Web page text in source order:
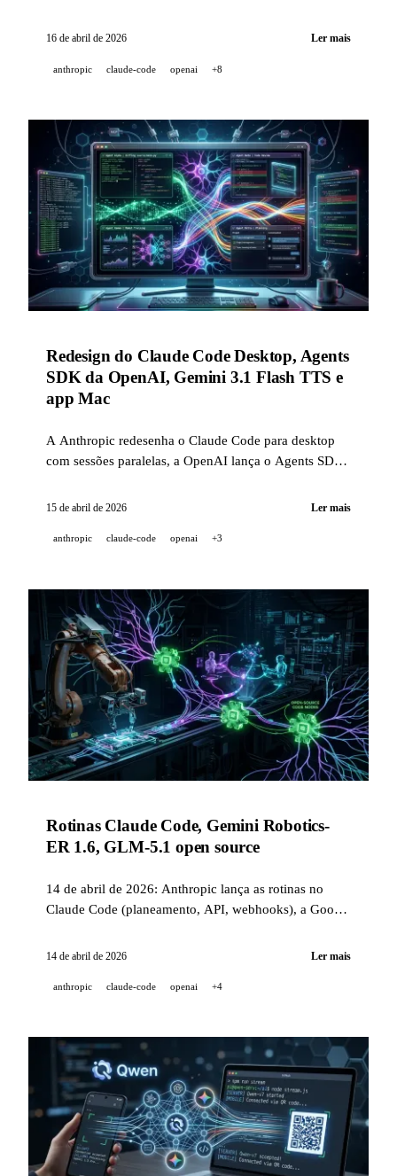
Gemini integra Nano Banana 2 ao Google Photos,
16 de abril de 2026 Ler mais
anthropic claude-code openai +8
Redesign do Claude Code Desktop, Agents
SDK da OpenAI, Gemini 3.1 Flash TTS e
app Mac
A Anthropic redesenha o Claude Code para desktop
com sessões paralelas, a OpenAI lança o Agents SDK
Gemini 3.1 Flash TTS e a sua aplicação macOS em 15
15 de abril de 2026 Ler mais
anthropic claude-code openai +3
Rotinas Claude Code, Gemini Robotics-
ER 1.6, GLM-5.1 open source
14 de abril de 2026: Anthropic lança as rotinas no
Claude Code (planeamento, API, webhooks), a Google
leitura de instrumentos industriais, a Z.ai abre o GLM-
novas funções.
14 de abril de 2026 Ler mais
anthropic claude-code openai +4